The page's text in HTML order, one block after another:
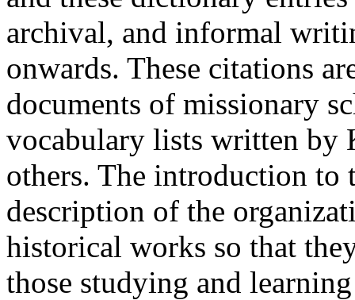
archival, and informal
onwards. These citations
documents of missionary
vocabulary lists written by
others. The introduction to
description of the
historical works so that
those studying and